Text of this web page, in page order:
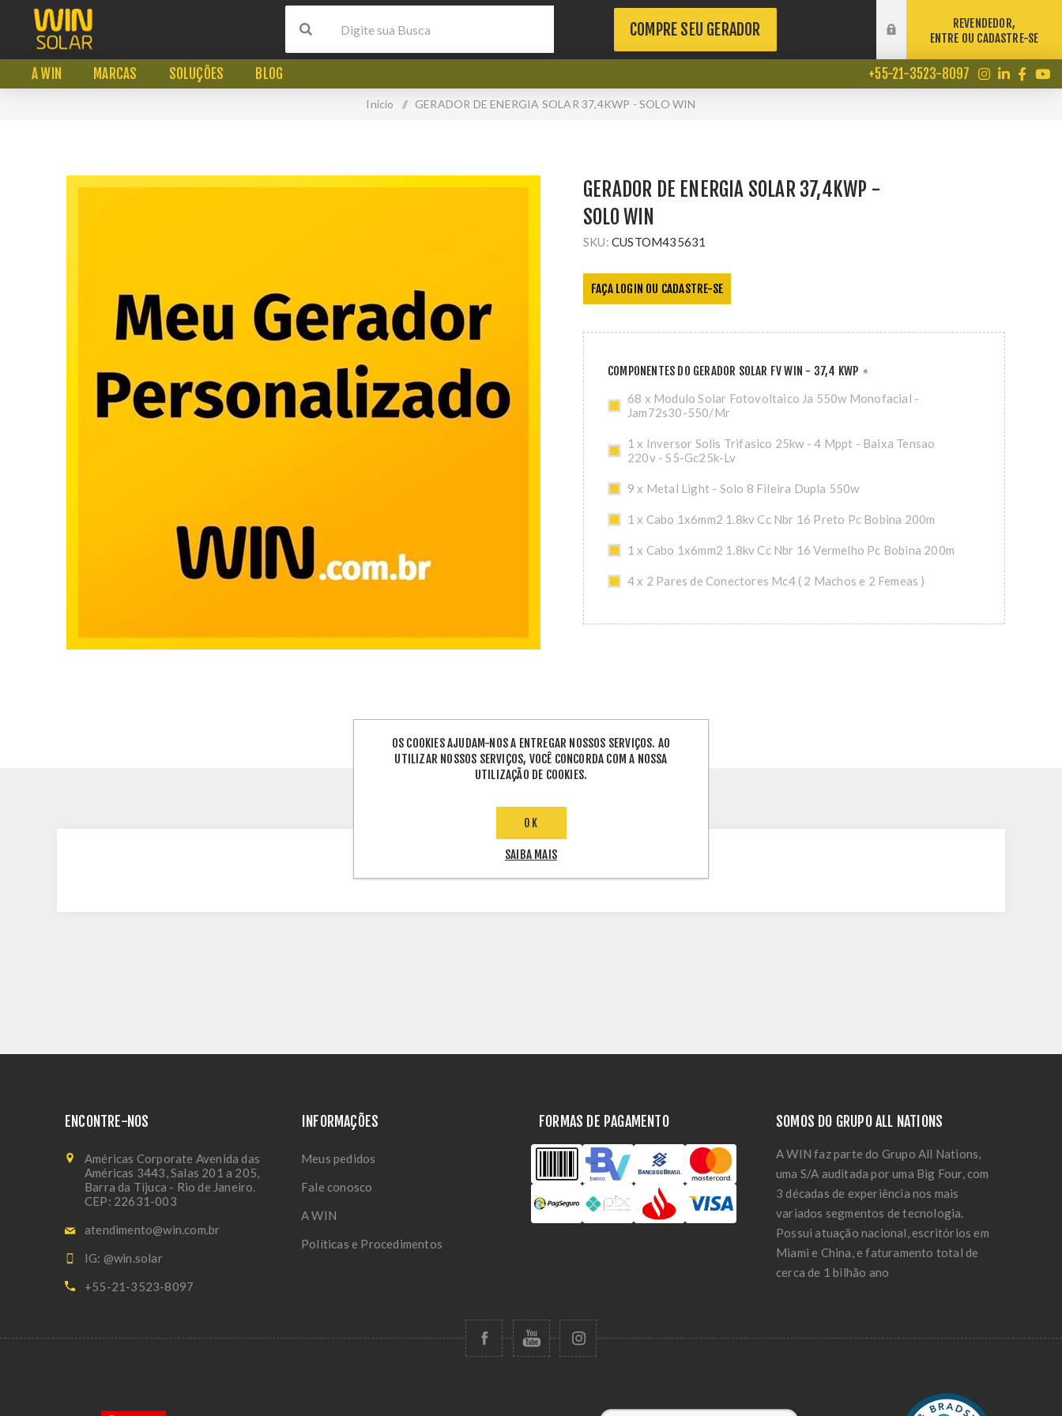
COMPRE SEU GERADOR
REVENDEDOR,
ENTRE OU CADASTRE-SE
A WIN MARCAS SOLUÇÕES BLOG +55-21-3523-8097
Início / GERADOR DE ENERGIA SOLAR 37,4KWP - SOLO WIN
GERADOR DE ENERGIA SOLAR 37,4KWP -
SOLO WIN
SKU: CUSTOM435631
FAÇA LOGIN OU CADASTRE-SE
COMPONENTES DO GERADOR SOLAR FV WIN - 37,4 KWP *
68 x Modulo Solar Fotovoltaico Ja 550w Monofacial -
Jam72s30-550/Mr
1 x Inversor Solis Trifasico 25kw - 4 Mppt - Baixa Tensao
220v - S5-Gc25k-Lv
9 x Metal Light - Solo 8 Fileira Dupla 550w
1 x Cabo 1x6mm2 1.8kv Cc Nbr 16 Preto Pc Bobina 200m
1 x Cabo 1x6mm2 1.8kv Cc Nbr 16 Vermelho Pc Bobina 200m
4 x 2 Pares de Conectores Mc4 ( 2 Machos e 2 Femeas )
ETIQUETAS DE PRODUTO
ENCONTRE-NOS
Américas Corporate Avenida das
Américas 3443, Salas 201 a 205,
Barra da Tijuca - Rio de Janeiro.
CEP: 22631-003
atendimento@win.com.br
IG: @win.solar
+55-21-3523-8097
INFORMAÇÕES
Meus pedidos
Fale conosco
A WIN
Políticas e Procedimentos
FORMAS DE PAGAMENTO SOMOS DO GRUPO ALL NATIONS
A WIN faz parte do Grupo All Nations,
uma S/A auditada por uma Big Four, com
3 décadas de experiência nos mais
variados segmentos de tecnologia.
Possui atuação nacional, escritórios em
Miami e China, e faturamento total de
cerca de 1 bilhão ano
OS COOKIES AJUDAM-NOS A ENTREGAR NOSSOS SERVIÇOS. AO
UTILIZAR NOSSOS SERVIÇOS, VOCÊ CONCORDA COM A NOSSA
UTILIZAÇÃO DE COOKIES.
OK
SAIBA MAIS